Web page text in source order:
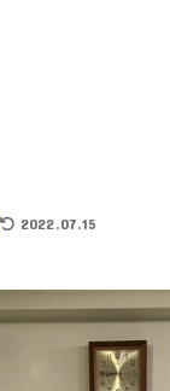
2022.07.15